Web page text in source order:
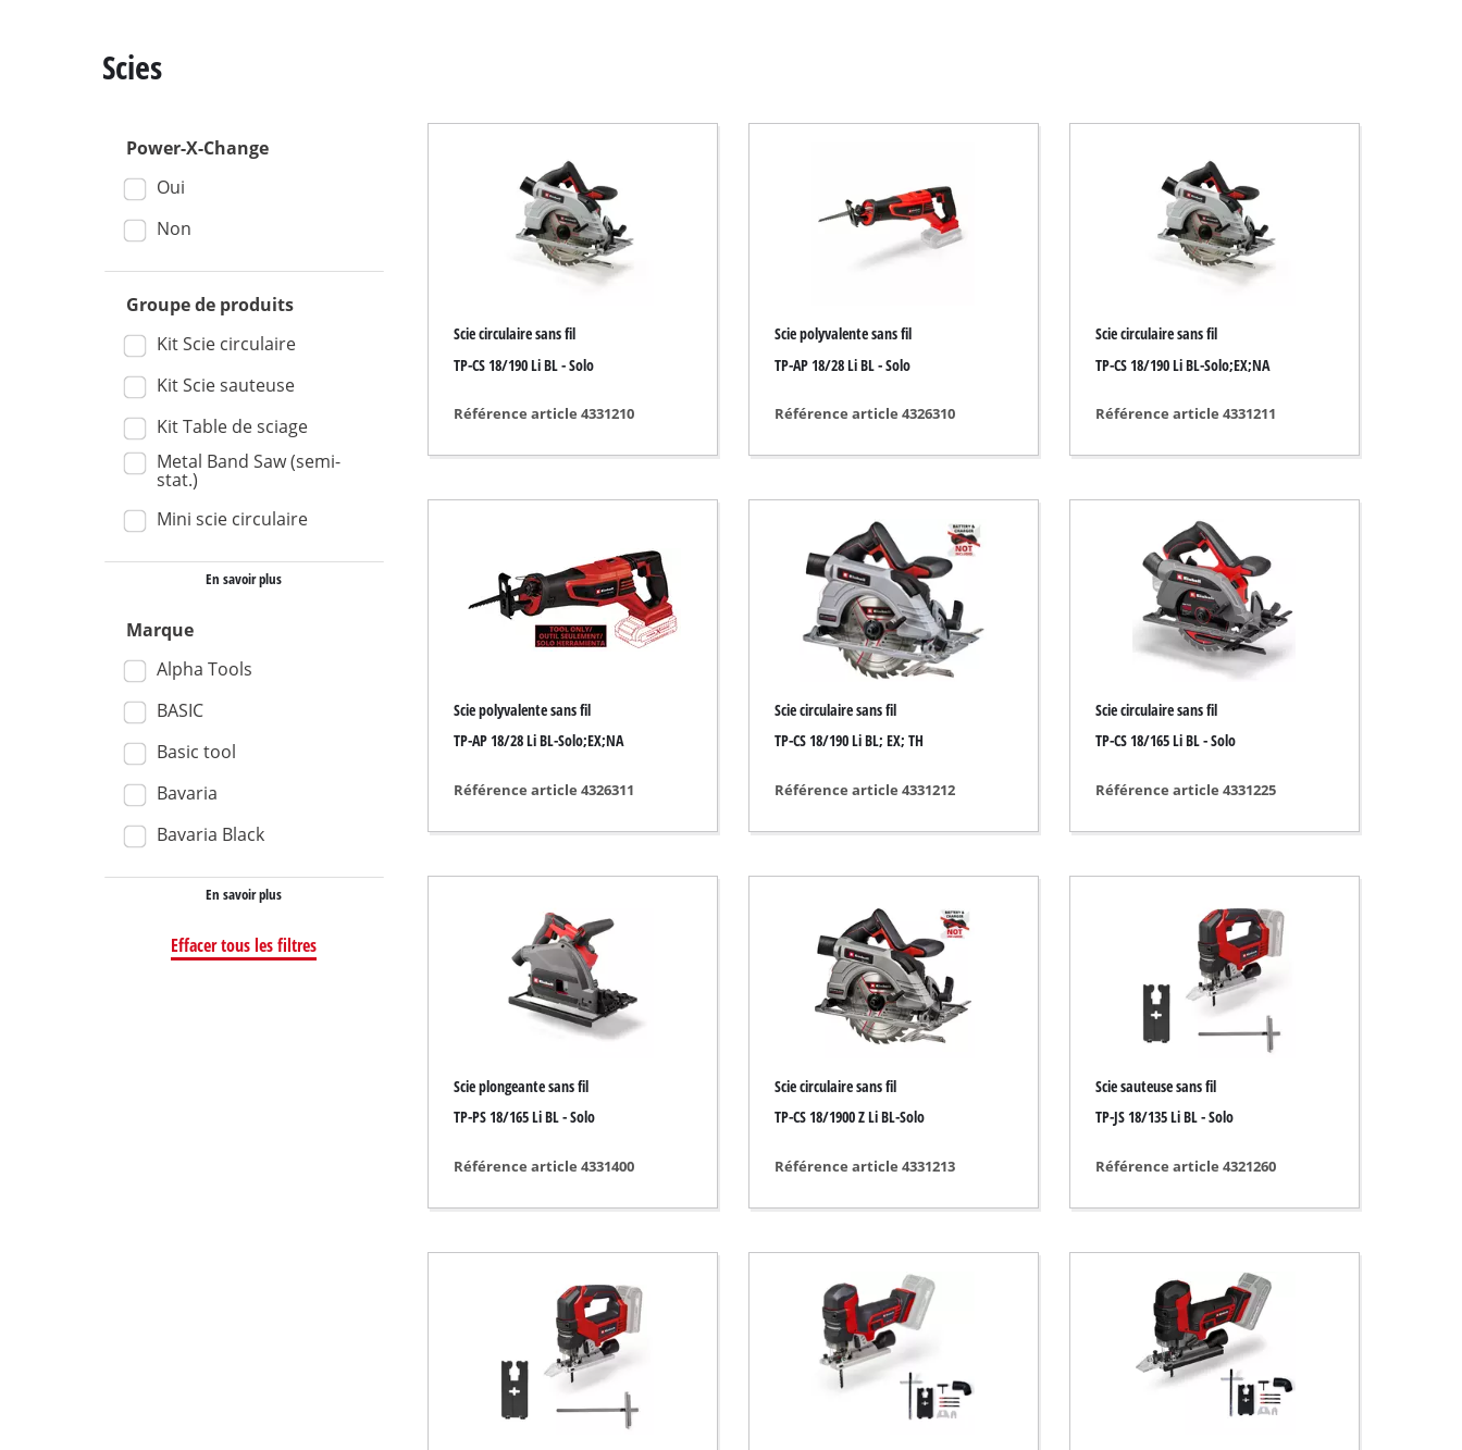
Scie à chantourner
Aspirateur portable
Touret à meuler
Ponceuse rotative
Ponceuse murale / de sol
Outils de ponçage / gravure
Compresseur électrique
Appareils à air comprimé
Compresseur pour voiture
Outils multifonctions
Raboteuse / Fraiseuse
Taille-haie thermique
Taille-Haie téléscopique
Pompes de jardin
Pompe pour les eaux usées
Pompe de forage
Groupe de surpression
Scarificateur thermique
Tronçonneuse sans fil
Coupe branches
Nettoyeurs haute pression
Broyeurs
Nettoyeur de surface
Scies
Power-X-Change
Oui
Non
Groupe de produits
Kit Scie circulaire
Kit Scie sauteuse
Kit Table de sciage
Metal Band Saw (semi-
stat.)
Mini scie circulaire
En savoir plus
Marque
Alpha Tools
BASIC
Basic tool
Bavaria
Bavaria Black
En savoir plus
Effacer tous les filtres
Scie circulaire sans fil
TP-CS 18/190 Li BL - Solo
Référence article 4331210
Scie polyvalente sans fil
TP-AP 18/28 Li BL - Solo
Référence article 4326310
Scie circulaire sans fil
TP-CS 18/190 Li BL-Solo;EX;NA
Référence article 4331211
Scie polyvalente sans fil
TP-AP 18/28 Li BL-Solo;EX;NA
Référence article 4326311
Scie circulaire sans fil
TP-CS 18/190 Li BL; EX; TH
Référence article 4331212
Scie circulaire sans fil
TP-CS 18/165 Li BL - Solo
Référence article 4331225
Scie plongeante sans fil
TP-PS 18/165 Li BL - Solo
Référence article 4331400
Scie circulaire sans fil
TP-CS 18/1900 Z Li BL-Solo
Référence article 4331213
Scie sauteuse sans fil
TP-JS 18/135 Li BL - Solo
Référence article 4321260